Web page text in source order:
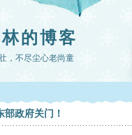
的博客
，不尽尘心老尚童
政府关门！